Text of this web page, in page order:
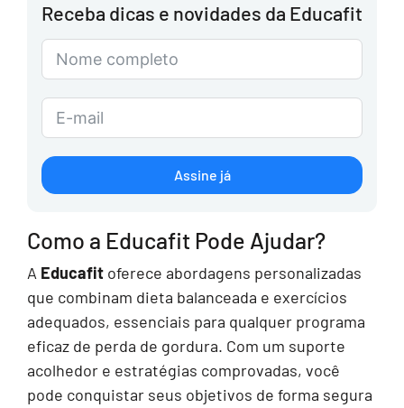
Receba dicas e novidades da Educafit
Assine já
Como a Educafit Pode Ajudar?
A Educafit oferece abordagens personalizadas
que combinam dieta balanceada e exercícios
adequados, essenciais para qualquer programa
eficaz de perda de gordura. Com um suporte
acolhedor e estratégias comprovadas, você
pode conquistar seus objetivos de forma segura